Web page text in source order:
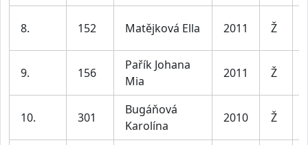
8. 152 Matějková Ella 2011 Ž
9. 156
Pařík Johana
Mia
2011 Ž
10. 301
Bugáňová
Karolína
2010 Ž